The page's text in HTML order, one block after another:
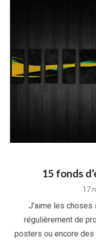
15 fonds
17
J’aime les choses
régulièrement de
posters ou encore